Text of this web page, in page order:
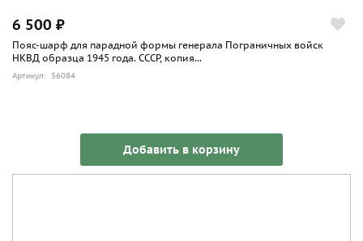
6 500 ₽
Пояс-шарф для парадной формы генерала Пограничных войск
НКВД образца 1945 года. СССР, копия...
Артикул: 56084
Добавить в корзину